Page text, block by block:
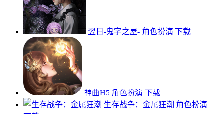
翌日-鬼字之屋- 角色扮演 下载
神曲H5 角色扮演 下载
生存战争：金属狂潮 角色扮演